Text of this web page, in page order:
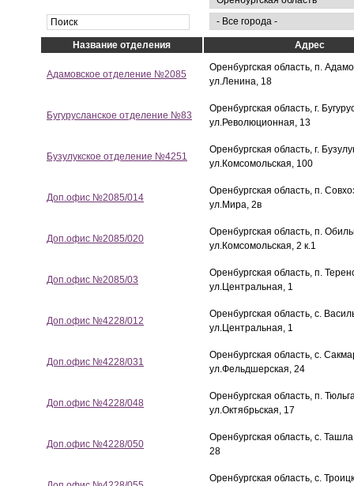
Название отделения Адрес
Адамовское отделение №2085
Оренбургская область, п.
ул.Ленина, 18
Бугурусланское отделение №83
Оренбургская область, г.
ул.Революционная, 13
Бузулукское отделение №4251
Оренбургская область, г.
ул.Комсомольская, 100
Доп.офис №2085/014
Оренбургская область, п.
ул.Мира, 2в
Доп.офис №2085/020
Оренбургская область, п.
ул.Комсомольская, 2 к.1
Доп.офис №2085/03
Оренбургская область, п.
ул.Центральная, 1
Доп.офис №4228/012
Оренбургская область, с.
ул.Центральная, 1
Доп.офис №4228/031
Оренбургская область, с.
ул.Фельдшерская, 24
Доп.офис №4228/048
Оренбургская область, п.
ул.Октябрьская, 17
Доп.офис №4228/050
Оренбургская область, с.
28
Оренбургская область, с.